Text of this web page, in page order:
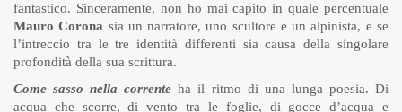
fantastico. Sinceramente, non ho mai capito in quale percentuale
Mauro Corona sia un narratore, uno scultore e un alpinista, e se
l’intreccio tra le tre identità differenti sia causa della singolare
profondità della sua scrittura.
Come sasso nella corrente ha il ritmo di una lunga poesia. Di
acqua che scorre, di vento tra le foglie, di gocce d’acqua e